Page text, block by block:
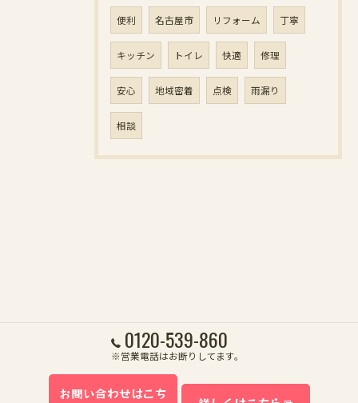
便利 名古屋市 リフォーム 丁寧
キッチン トイレ 快適 修理
安心 地域密着 点検 雨漏り
相談
0120-539-860
※営業電話はお断りしてます。
お問い合わせはこち